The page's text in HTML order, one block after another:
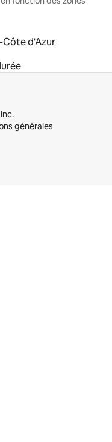
Côte d'Azur
générales